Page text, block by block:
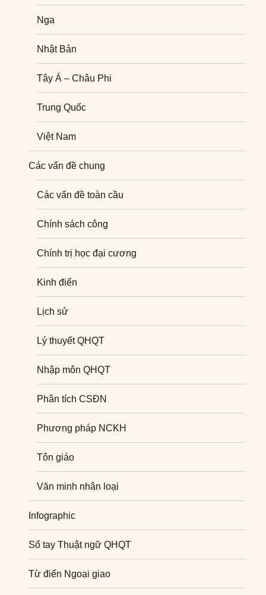
Nghiên cứu quốc tế
Nga
Nhật Bản
Tây Á – Châu Phi
Trung Quốc
Việt Nam
Các vấn đề chung
Các vấn đề toàn cầu
Chính sách công
Chính trị học đại cương
Kinh điển
Lịch sử
Lý thuyết QHQT
Nhập môn QHQT
Phân tích CSĐN
Phương pháp NCKH
Tôn giáo
Văn minh nhân loại
Infographic
Sổ tay Thuật ngữ QHQT
Từ điển Ngoại giao